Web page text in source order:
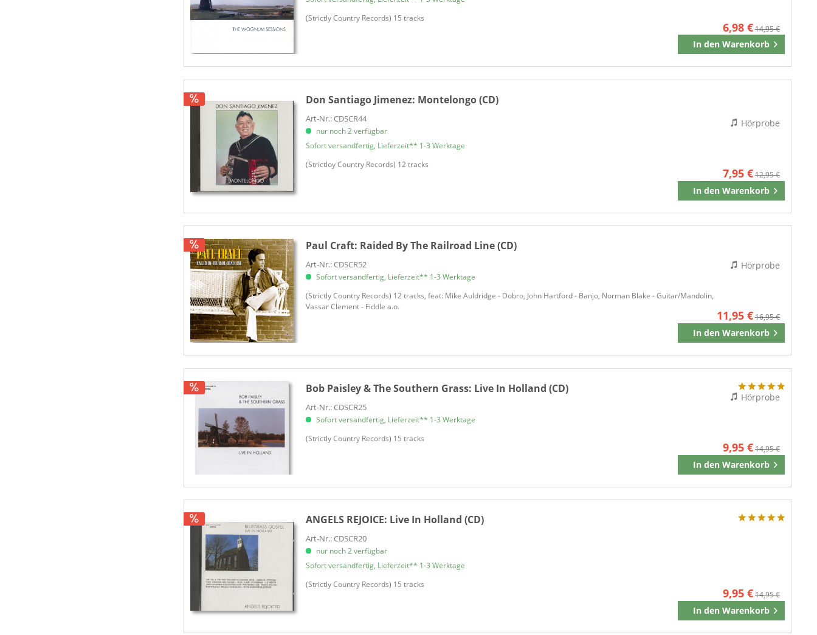
White, Roland
Yates, Bobby
(Strictly Country Records) 15 tracks
6,98 €14,95 €
In den Warenkorb
Merken
Don Santiago Jimenez: Montelongo (CD)
Art-Nr.: CDSCR44
nur noch 2 verfügbar
Sofort versandfertig, Lieferzeit** 1-3 Werktage
(Strictloy Country Records) 12 tracks
7,95 €12,95 €
In den Warenkorb
Merken
Hörprobe
Paul Craft: Raided By The Railroad Line (CD)
Art-Nr.: CDSCR52
Sofort versandfertig, Lieferzeit** 1-3 Werktage
(Strictly Country Records) 12 tracks, feat: Mike Auldridge - Dobro, John Hartford - Banjo, Norman Blake - Guitar/Mandolin,
Vassar Clement - Fiddle a.o.
11,95 €16,95 €
In den Warenkorb
Merken
Hörprobe
Bob Paisley & The Southern Grass: Live In Holland (CD)
Art-Nr.: CDSCR25
Sofort versandfertig, Lieferzeit** 1-3 Werktage
(Strictly Country Records) 15 tracks
9,95 €14,95 €
In den Warenkorb
Merken
Hörprobe
ANGELS REJOICE: Live In Holland (CD)
Art-Nr.: CDSCR20
nur noch 2 verfügbar
Sofort versandfertig, Lieferzeit** 1-3 Werktage
(Strictly Country Records) 15 tracks
9,95 €14,95 €
In den Warenkorb
Merken